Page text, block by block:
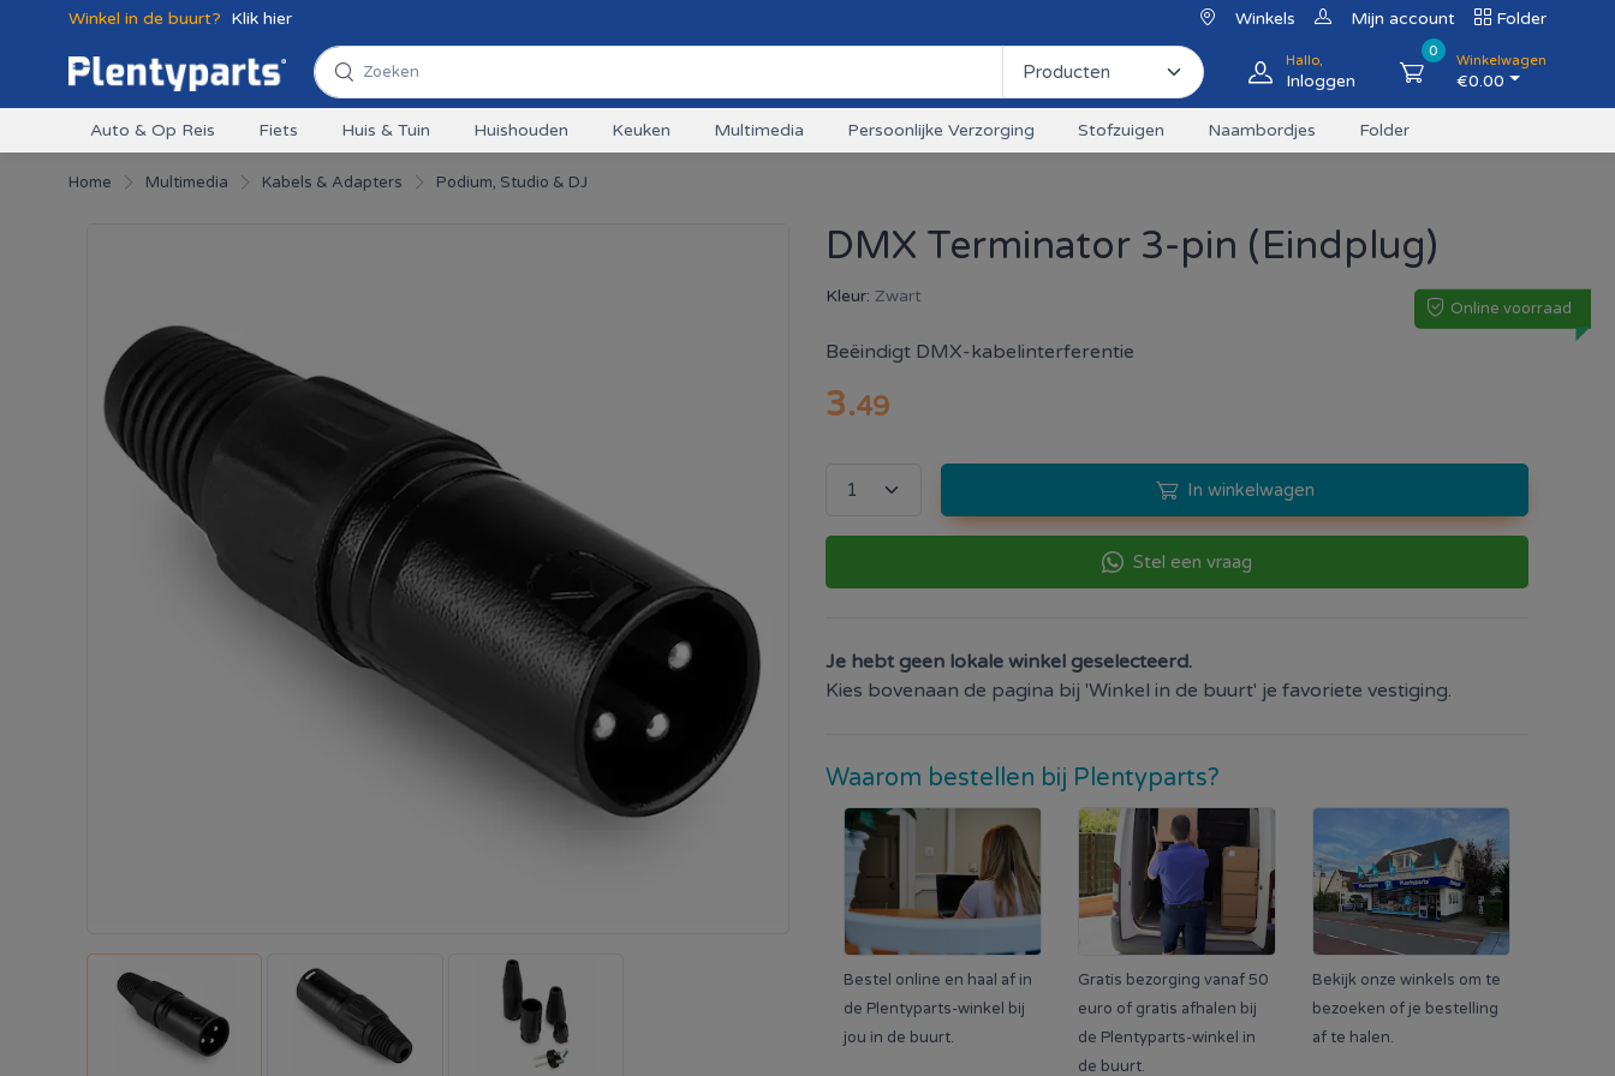
Winkel in de buurt? Klik hier Winkels Mijn account Folder
Hallo,
Inloggen
0
Winkelwagen
€0.00
Auto & Op Reis Fiets Huis & Tuin Huishouden Keuken Multimedia Persoonlijke Verzorging Stofzuigen Naambordjes Folder
Home Multimedia Kabels & Adapters Podium, Studio & DJ
DMX Terminator 3-pin (Eindplug)
Kleur: Zwart
Online voorraad
Beëindigt DMX-kabelinterferentie
3.49
In winkelwagen
Stel een vraag
Je hebt geen lokale winkel geselecteerd.
Kies bovenaan de pagina bij 'Winkel in de buurt' je favoriete vestiging.
Waarom bestellen bij Plentyparts?
Bestel online en haal af in
de Plentyparts-winkel bij
jou in de buurt.
Gratis bezorging vanaf 50
euro of gratis afhalen bij
de Plentyparts-winkel in
de buurt.
Bekijk onze winkels om te
bezoeken of je bestelling
af te halen.